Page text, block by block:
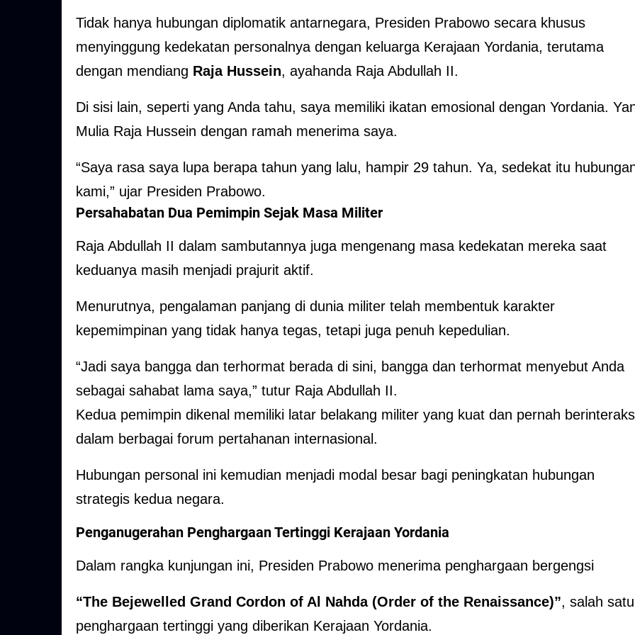
Tidak hanya hubungan diplomatik antarnegara, Presiden Prabowo secara khusus
menyinggung kedekatan personalnya dengan keluarga Kerajaan Yordania, terutama
dengan mendiang Raja Hussein, ayahanda Raja Abdullah II.
Di sisi lain, seperti yang Anda tahu, saya memiliki ikatan emosional dengan Yordania.
Mulia Raja Hussein dengan ramah menerima saya.
“Saya rasa saya lupa berapa tahun yang lalu, hampir 29 tahun. Ya, sedekat itu
kami,” ujar Presiden Prabowo.
Persahabatan Dua Pemimpin Sejak Masa Militer
Raja Abdullah II dalam sambutannya juga mengenang masa kedekatan mereka saat
keduanya masih menjadi prajurit aktif.
Menurutnya, pengalaman panjang di dunia militer telah membentuk karakter
kepemimpinan yang tidak hanya tegas, tetapi juga penuh kepedulian.
“Jadi saya bangga dan terhormat berada di sini, bangga dan terhormat menyebut Anda
sebagai sahabat lama saya,” tutur Raja Abdullah II.
Kedua pemimpin dikenal memiliki latar belakang militer yang kuat dan pernah
dalam berbagai forum pertahanan internasional.
Hubungan personal ini kemudian menjadi modal besar bagi peningkatan hubungan
strategis kedua negara.
Penganugerahan Penghargaan Tertinggi Kerajaan Yordania
Dalam rangka kunjungan ini, Presiden Prabowo menerima penghargaan bergengsi
“The Bejewelled Grand Cordon of Al Nahda (Order of the Renaissance)”, salah satu
penghargaan tertinggi yang diberikan Kerajaan Yordania.